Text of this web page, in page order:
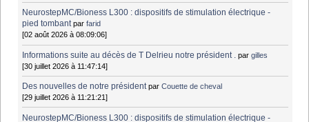
NeurostepMC/Bioness L300 : dispositifs de stimulation électrique -
pied tombant parfarid
[02 août 2026 à 08:09:06]
Informations suite au décès de T Delrieu notre président . pargilles
[30 juillet 2026 à 11:47:14]
Des nouvelles de notre président parCouette de cheval
[29 juillet 2026 à 11:21:21]
NeurostepMC/Bioness L300 : dispositifs de stimulation électrique -